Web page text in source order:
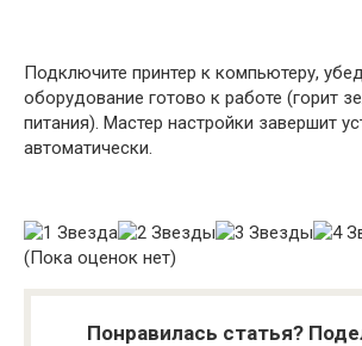
Подключите принтер к компьютеру,
оборудование готово к работе (горит
питания). Мастер настройки завершит
автоматически.
(Пока оценок нет)
Понравилась статья?